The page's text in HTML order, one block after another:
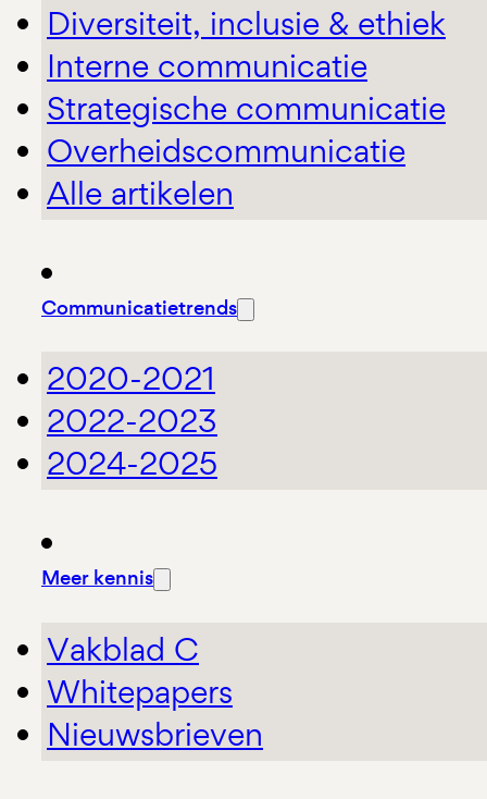
Diversiteit, inclusie & ethiek
Interne communicatie
Strategische communicatie
Overheidscommunicatie
Alle artikelen
Communicatietrends
2020-2021
2022-2023
2024-2025
Meer kennis
Vakblad C
Whitepapers
Nieuwsbrieven